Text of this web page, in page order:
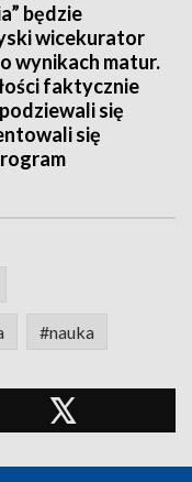
będzie
wicekurator
wynikach matur.
faktycznie
się
się
#nauka